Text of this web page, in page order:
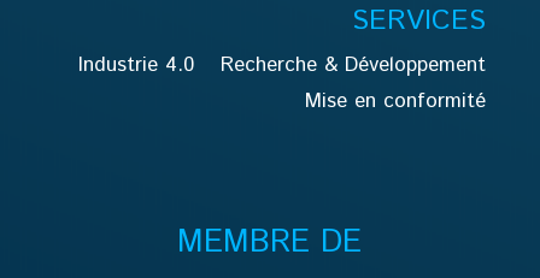
SERVICES
Industrie 4.0
Recherche & Développement
Mise en conformité
MEMBRE DE